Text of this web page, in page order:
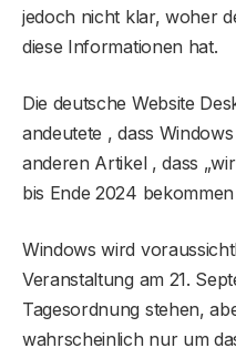
jedoch nicht klar, woher
diese Informationen hat.
Die deutsche Website
andeutete , dass
anderen Artikel , dass
bis Ende 2024 bekommen
Windows wird
Veranstaltung am 21.
Tagesordnung stehen,
wahrscheinlich nur um